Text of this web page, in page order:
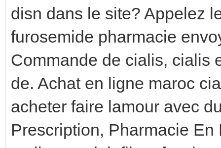
disn dans le site? Appelez
furosemide pharmacie
Commande de cialis, cialis
de. Achat en ligne maroc
acheter faire lamour avec
Prescription, Pharmacie